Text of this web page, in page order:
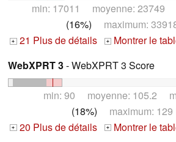
min: 17011 moyenne: 23749
(16%) maximum:
+ 21 Plus de détails +
Montrer le
WebXPRT 3- WebXPRT 3 Score
min: 90 moyenne: 105.2
(18%) maximum: 129
+ 20 Plus de détails +
Montrer le